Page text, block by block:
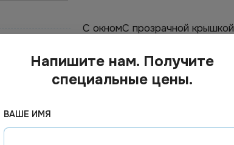
С окномС прозрачной крышкой
Напишите нам. Получите
специальные цены.
ВАШЕ ИМЯ